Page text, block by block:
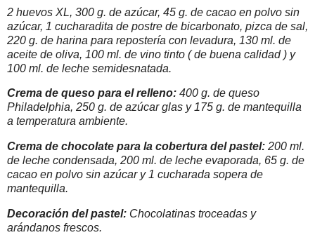
2 huevos XL, 300 g. de azúcar, 45 g. de cacao en polvo sin
azúcar, 1 cucharadita de postre de bicarbonato, pizca de sal,
220 g. de harina para repostería con levadura, 130 ml. de
aceite de oliva, 100 ml. de vino tinto ( de buena calidad ) y
100 ml. de leche semidesnatada.
Crema de queso para el relleno: 400 g. de queso
Philadelphia, 250 g. de azúcar glas y 175 g. de mantequilla
a temperatura ambiente.
Crema de chocolate para la cobertura del pastel: 200 ml.
de leche condensada, 200 ml. de leche evaporada, 65 g. de
cacao en polvo sin azúcar y 1 cucharada sopera de
mantequilla.
Decoración del pastel: Chocolatinas troceadas y
arándanos frescos.